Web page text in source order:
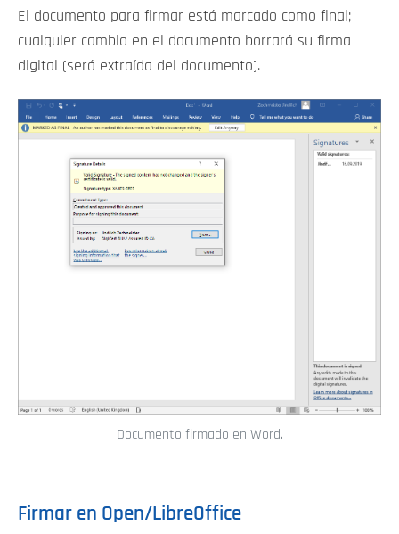
El documento para firmar está marcado como final;
cualquier cambio en el documento borrará su firma
digital (será extraída del documento).
Documento firmado en Word.
Firmar en Open/LibreOffice